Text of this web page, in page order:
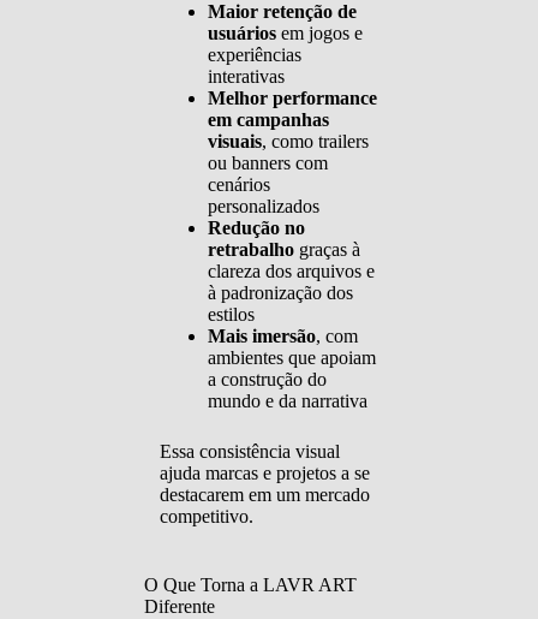
Maior retenção de
usuários em jogos e
experiências
interativas
Melhor performance
em campanhas
visuais, como trailers
ou banners com
cenários
personalizados
Redução no
retrabalho graças à
clareza dos arquivos e
à padronização dos
estilos
Mais imersão, com
ambientes que apoiam
a construção do
mundo e da narrativa
Essa consistência visual
ajuda marcas e projetos a se
destacarem em um mercado
competitivo.
O Que Torna a LAVR ART
Diferente